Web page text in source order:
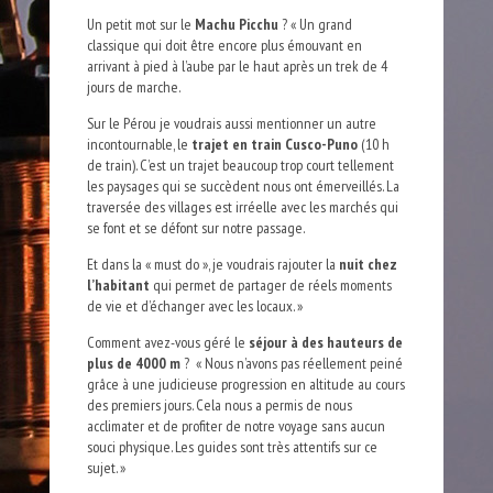
Un petit mot sur le Machu Picchu ? « Un grand
classique qui doit être encore plus émouvant en
arrivant à pied à l’aube par le haut après un trek de 4
jours de marche.
Sur le Pérou je voudrais aussi mentionner un autre
incontournable, le trajet en train Cusco-Puno(10 h
de train). C’est un trajet beaucoup trop court tellement
les paysages qui se succèdent nous ont émerveillés. La
traversée des villages est irréelle avec les marchés qui
se font et se défont sur notre passage.
Et dans la « must do », je voudrais rajouter la nuit chez
l’habitant qui permet de partager de réels moments
de vie et d’échanger avec les locaux. »
Comment avez-vous géré le séjour à des hauteurs de
plus de 4000 m? « Nous n’avons pas réellement peiné
grâce à une judicieuse progression en altitude au cours
des premiers jours. Cela nous a permis de nous
acclimater et de profiter de notre voyage sans aucun
souci physique. Les guides sont très attentifs sur ce
sujet. »